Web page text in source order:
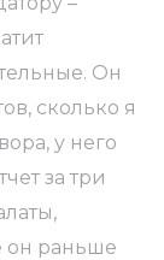
Он
сколько я
у него
за три
он раньше